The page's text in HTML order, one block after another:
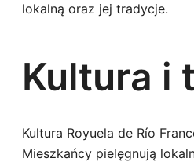
lokalną oraz jej tradycje.
Kultura i
Kultura Royuela de Río
Mieszkańcy pielęgnują